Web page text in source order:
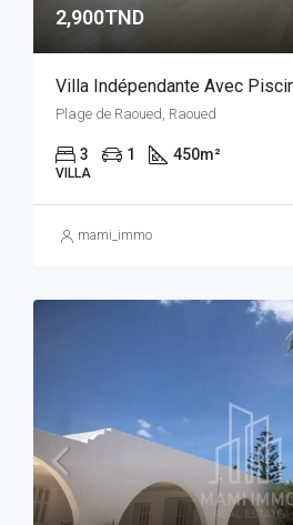
2,900TND
Plage de Raoued, Raoued
3 1 450m²
VILLA
mami_immo